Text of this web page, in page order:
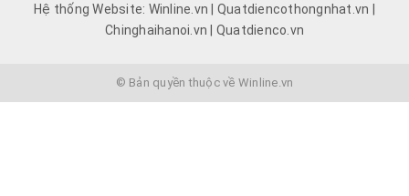
Hệ thống Website: Winline.vn | Quatdiencothongnhat.vn |
Chinghaihanoi.vn | Quatdienco.vn
© Bản quyền thuộc về Winline.vn